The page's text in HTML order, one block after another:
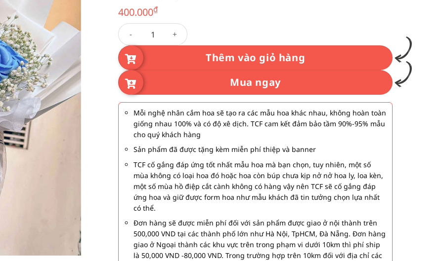
400.000₫
Hoa hồng sáp 54 số lượng
Thêm vào giỏ hàng
Mua ngay
Mỗi nghệ nhân cắm hoa sẽ tạo ra các mẫu hoa khác nhau, không hoàn toàn
giống nhau 100% và có độ xê dịch. TCF cam kết đảm bảo tầm 90%-95% mẫu
cho quý khách hàng
Sản phẩm đã được tặng kèm miễn phí thiệp và banner
TCF cố gắng đáp ứng tốt nhất mẫu hoa mà bạn chọn, tuy nhiên, một số
mùa không có loại hoa đó hoặc hoa còn búp chưa kịp nở nở hoa ly, loa kèn,
một số mùa hồ điệp cắt cành không có hàng vậy nên TCF sẽ cố gắng đáp
ứng hoa và giữ được form hoa như mẫu khách đã tin tưởng chọn lựa nhất
có thể.
Đơn hàng sẽ được miễn phí đối với sản phẩm được giao ở nội thành trên
500,000 VND tại các thành phố lớn như Hà Nội, TpHCM, Đà Nẵng. Đơn hàng
giao ở Ngoại thành các khu vực trên trong phạm vi dưới 10km thì phí ship
là 50,000 VND -80,000 VND. Trong trường hợp trên 10km đối với địa chỉ các